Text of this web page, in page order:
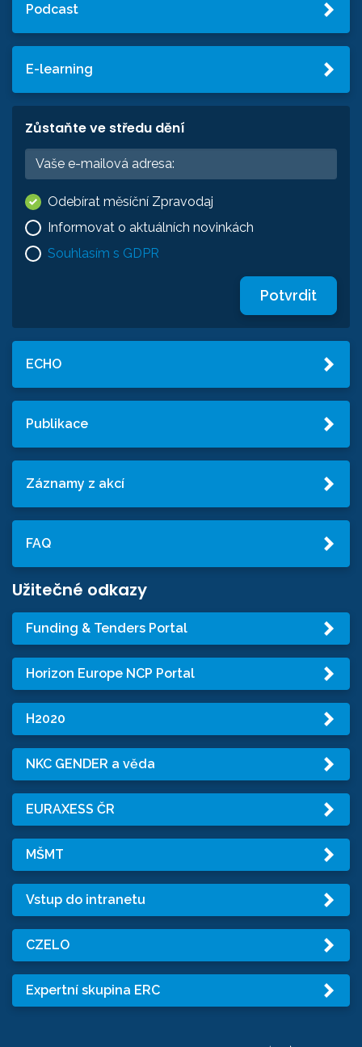
Podcast
E-learning
Zůstaňte ve středu dění
Odebírat měsíční Zpravodaj
Informovat o aktuálních novinkách
Souhlasím s GDPR
Potvrdit
ECHO
Publikace
Záznamy z akcí
FAQ
Užitečné odkazy
Funding & Tenders Portal
Horizon Europe NCP Portal
H2020
NKC GENDER a věda
EURAXESS ČR
MŠMT
Vstup do intranetu
CZELO
Expertní skupina ERC